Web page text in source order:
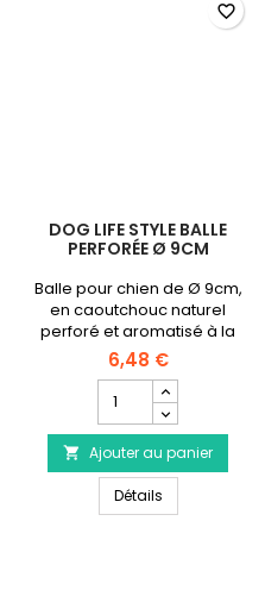
DOG LIFE STYLE BALLE
PERFORÉE Ø 9CM
Balle pour chien de Ø 9cm,
en caoutchouc naturel
perforé et aromatisé à la
vanille.
6,48 €
quantité
du
produit
DOG
LIFE
STYLE
 Ajouter au panier
DétailsDOG LIFE
favorite_border